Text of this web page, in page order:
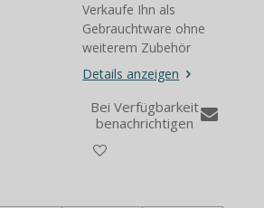
Verkaufe Ihn als
Gebrauchtware ohne
weiterem Zubehör
Details anzeigen
Bei Verfügbarkeit
benachrichtigen